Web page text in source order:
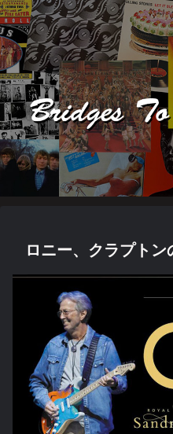
ロニー、クラプト